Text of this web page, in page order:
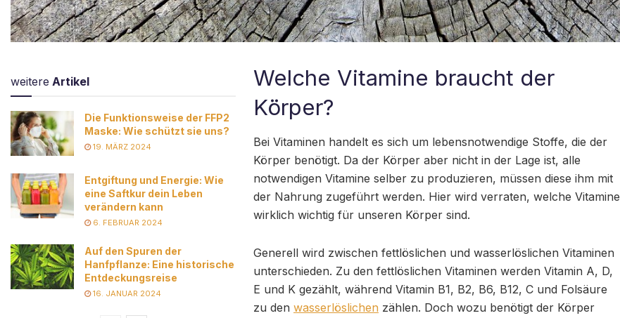
weitere Artikel
Die Funktionsweise der FFP2
Maske: Wie schützt sie uns?
19. MÄRZ 2024
Entgiftung und Energie: Wie
eine Saftkur dein Leben
verändern kann
6. FEBRUAR 2024
Auf den Spuren der
Hanfpflanze: Eine historische
Entdeckungsreise
16. JANUAR 2024
Welche Vitamine braucht der
Körper?
Bei Vitaminen handelt es sich um lebensnotwendige Stoffe, die der
Körper benötigt. Da der Körper aber nicht in der Lage ist, alle
notwendigen Vitamine selber zu produzieren, müssen diese ihm mit
der Nahrung zugeführt werden. Hier wird verraten, welche Vitamine
wirklich wichtig für unseren Körper sind.
Generell wird zwischen fettlöslichen und wasserlöslichen Vitaminen
unterschieden. Zu den fettlöslichen Vitaminen werden Vitamin A, D,
E und K gezählt, während Vitamin B1, B2, B6, B12, C und Folsäure
zu den wasserlöslichen zählen. Doch wozu benötigt der Körper